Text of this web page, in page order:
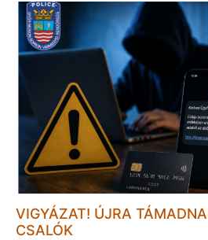
VIGYÁZAT! ÚJRA
CSALÓK